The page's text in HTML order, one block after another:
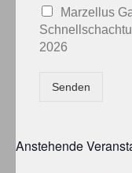
Marzellus
2026
Senden
Anstehende